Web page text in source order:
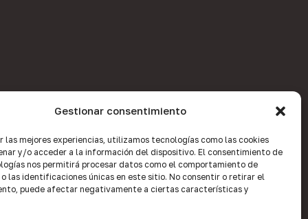
Gestionar consentimiento
las mejores experiencias, utilizamos tecnologías como las cookies
y/o acceder a la información del dispositivo. El consentimiento de
nos permitirá procesar datos como el comportamiento de
las identificaciones únicas en este sitio. No consentir o retirar el
puede afectar negativamente a ciertas características y